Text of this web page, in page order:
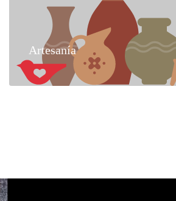
Artesanía